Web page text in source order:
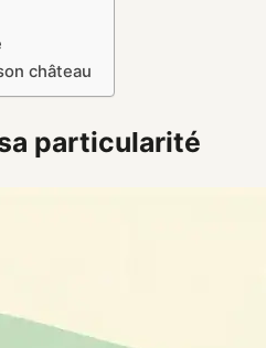
château
particularité